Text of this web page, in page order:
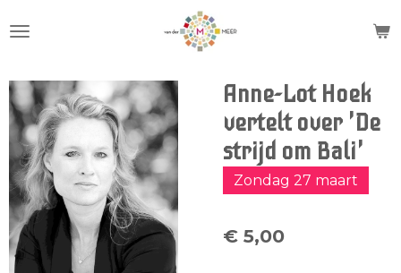
direct
de
hoofdinhoud
Anne-Lot Hoek
vertelt over 'De
strijd om Bali'
Zondag 27 maart
€ 5,00